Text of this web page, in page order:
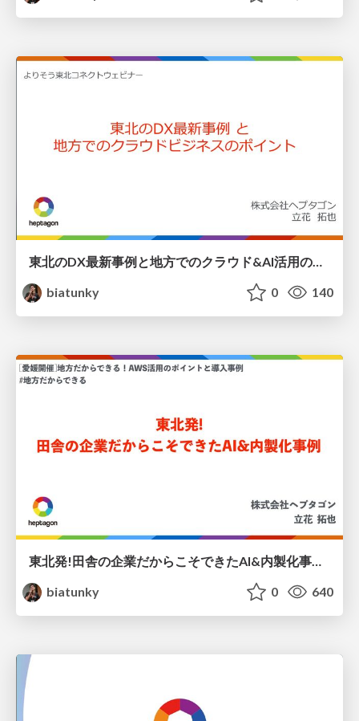
東北のDX最新事例と地方でのクラウド&AI活用のポイント / tohokuconnect_heptagon
biatunky
0 140
biatunky
0 640